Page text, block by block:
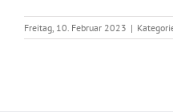
Freitag, 10. Februar 2023 |